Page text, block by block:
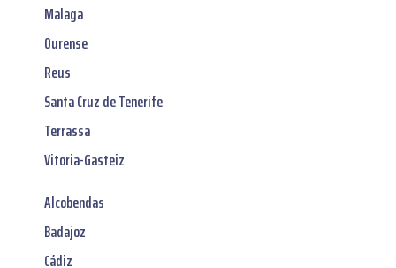
Malaga
Ourense
Reus
Santa Cruz de Tenerife
Terrassa
Vitoria-Gasteiz
Alcobendas
Badajoz
Cádiz